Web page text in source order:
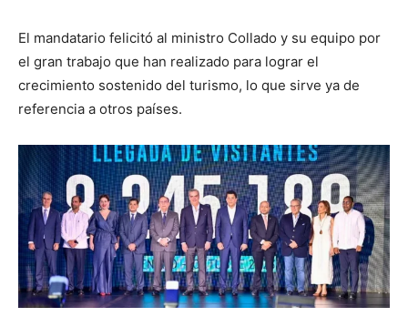
El mandatario felicitó al ministro Collado y su equipo por
el gran trabajo que han realizado para lograr el
crecimiento sostenido del turismo, lo que sirve ya de
referencia a otros países.